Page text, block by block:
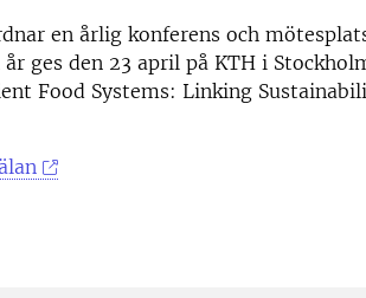
en årlig konferens och
år ges den 23 april på KTH i
Food Systems: Linking